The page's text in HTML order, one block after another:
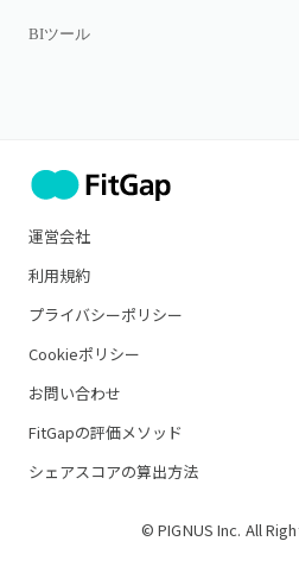
BIツール
運営会社
利用規約
プライバシーポリシー
Cookieポリシー
お問い合わせ
FitGapの評価メソッド
シェアスコアの算出方法
© PIGNUS Inc. All